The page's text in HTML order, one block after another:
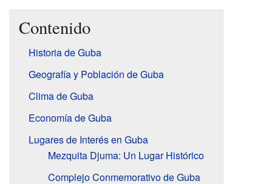
Contenido
Historia de Guba
Geografía y Población de Guba
Clima de Guba
Economía de Guba
Lugares de Interés en Guba
Mezquita Djuma: Un Lugar Histórico
Complejo Conmemorativo de Guba